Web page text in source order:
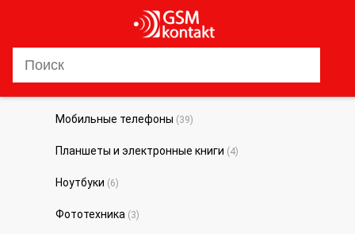
Мобильные телефоны (39)
Планшеты и электронные книги (4)
Ноутбуки (6)
Фототехника (3)